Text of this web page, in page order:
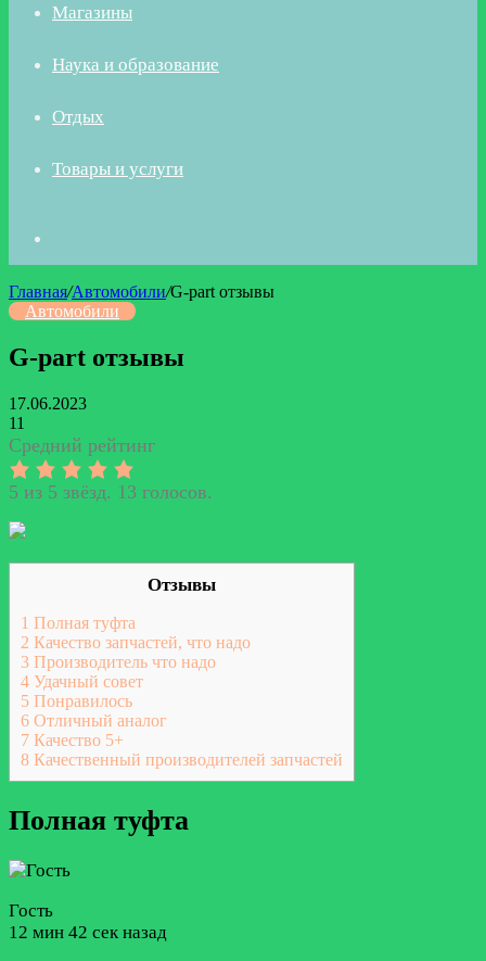
Магазины
Наука и образование
Отдых
Товары и услуги
Главная/Автомобили/G-part отзывы
Автомобили
G-part отзывы
17.06.2023
11
Средний рейтинг
5 из 5 звёзд. 13 голосов.
Отзывы
1 Полная туфта
2 Качество запчастей, что надо
3 Производитель что надо
4 Удачный совет
5 Понравилось
6 Отличный аналог
7 Качество 5+
8 Качественный производителей запчастей
Полная туфта
Гость
12 мин 42 сек назад